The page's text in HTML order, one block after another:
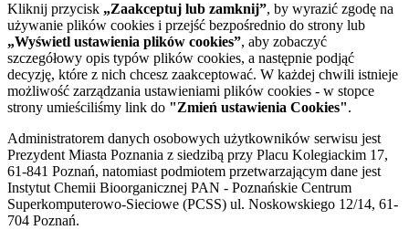
Kliknij przycisk „Zaakceptuj lub zamknij”, by wyrazić zgodę na
używanie plików cookies i przejść bezpośrednio do strony lub
„Wyświetl ustawienia plików cookies”, aby zobaczyć
szczegółowy opis typów plików cookies, a następnie podjąć
decyzję, które z nich chcesz zaakceptować. W każdej chwili istnieje
możliwość zarządzania ustawieniami plików cookies - w stopce
strony umieściliśmy link do "Zmień ustawienia Cookies".
Administratorem danych osobowych użytkowników serwisu jest
Prezydent Miasta Poznania z siedzibą przy Placu Kolegiackim 17,
61-841 Poznań, natomiast podmiotem przetwarzającym dane jest
Instytut Chemii Bioorganicznej PAN - Poznańskie Centrum
Superkomputerowo-Sieciowe (PCSS) ul. Noskowskiego 12/14, 61-
704 Poznań.